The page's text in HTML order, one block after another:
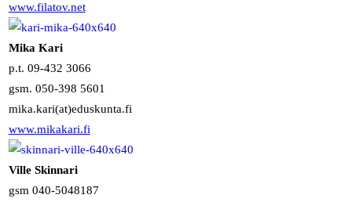
www.filatov.net
Mika Kari
p.t. 09-432 3066
gsm. 050-398 5601
mika.kari(at)eduskunta.fi
www.mikakari.fi
Ville Skinnari
gsm 040-5048187